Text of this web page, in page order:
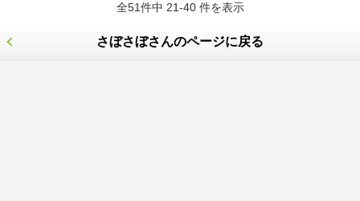
全51件中 21-40 件を表示
さぼさぼさんのページに戻る